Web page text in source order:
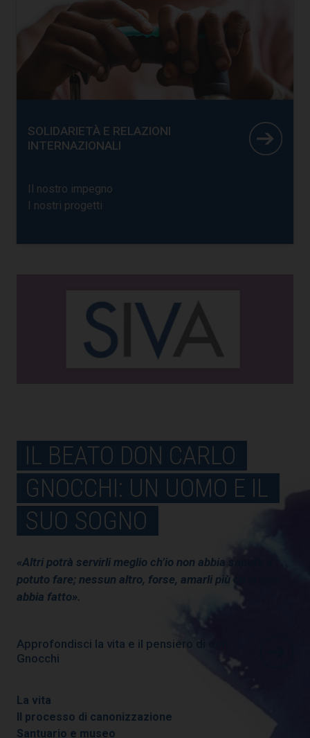
SOLIDARIETÀ E RELAZIONI
INTERNAZIONALI
Il nostro impegno
I nostri progetti
IL BEATO DON CARLO
GNOCCHI: UN UOMO E IL
SUO SOGNO
«Altri potrà servirli meglio ch’io non abbia saputo e
potuto fare; nessun altro, forse, amarli più ch’io non
abbia fatto».
Approfondisci la vita e il pensiero di don
Gnocchi
La vita
Il processo di canonizzazione
Santuario e museo